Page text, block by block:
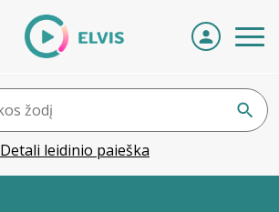
Detali leidinio paieška